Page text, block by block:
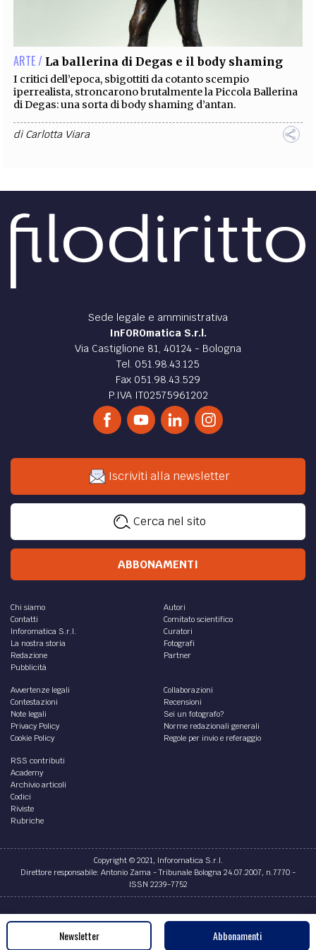
EXTRA
PROCEEDINGS PUBBLICITÀ
SOCIAL MEDIA
ARTE / La ballerina di Degas e il body shaming
I critici dell’epoca, sbigottiti da cotanto scempio
iperrealista, stroncarono brutalmente la Piccola Ballerina
di Degas: una sorta di body shaming d’antan.
diCarlotta Viara
Sede legale e amministrativa
InFOROmatica S.r.l.
Via Castiglione 81, 40124 - Bologna
Tel. 051.98.43.125
Fax 051.98.43.529
P.IVA IT02575961202
Iscriviti alla newsletter
Cerca nel sito
ABBONAMENTI
Chi siamo
Contatti
Inforomatica S.r.l.
La nostra storia
Redazione
Pubblicità
Autori
Comitato scientifico
Curatori
Fotografi
Partner
Avvertenze legali
Contestazioni
Note legali
Privacy Policy
Cookie Policy
Collaborazioni
Recensioni
Sei un fotografo?
Norme redazionali generali
Regole per invio e referaggio
RSS contributi
Academy
Archivio articoli
Codici
Riviste
Rubriche
Copyright © 2021, Inforomatica S.r.l.
Direttore responsabile: Antonio Zama - Tribunale Bologna 24.07.2007, n.7770 -
ISSN 2239-7752
Credits
Newsletter Abbonamenti